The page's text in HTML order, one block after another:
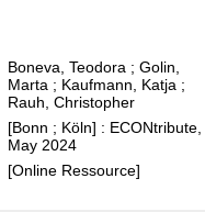
c
e
i
v
e
o
r
s
u
p
f
s
a
b
o
Boneva, Teodora ; Golin,
Marta ; Kaufmann, Katja ;
Rauh, Christopher
[Bonn ; Köln] : ECONtribute,
May 2024
[Online Ressource]